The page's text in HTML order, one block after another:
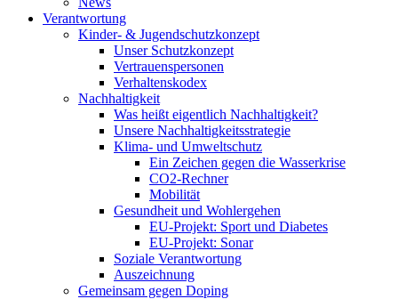
Verantwortung
Kinder- & Jugendschutzkonzept
Unser Schutzkonzept
Vertrauenspersonen
Verhaltenskodex
Nachhaltigkeit
Was heißt eigentlich Nachhaltigkeit?
Unsere Nachhaltigkeitsstrategie
Klima- und Umweltschutz
Ein Zeichen gegen die Wasserkrise
CO2-Rechner
Mobilität
Gesundheit und Wohlergehen
EU-Projekt: Sport und Diabetes
EU-Projekt: Sonar
Soziale Verantwortung
Auszeichnung
Gemeinsam gegen Doping